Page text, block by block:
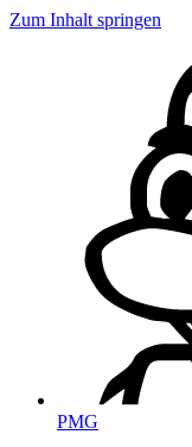
Zum Inhalt springen
PMG